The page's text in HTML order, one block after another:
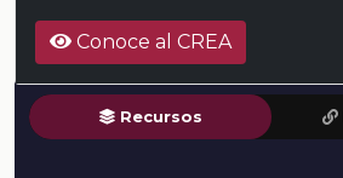
Conoce al CREA
Recursos